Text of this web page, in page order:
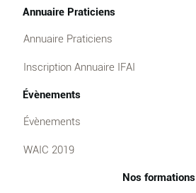
Annuaire Praticiens
Annuaire Praticiens
Inscription Annuaire IFAI
Évènements
Évènements
WAIC 2019
Nos formations